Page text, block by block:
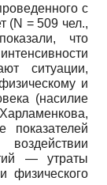
с
(N = 509 чел.,
что
ситуации,
и
(насилие
воздействии
— утраты
физического